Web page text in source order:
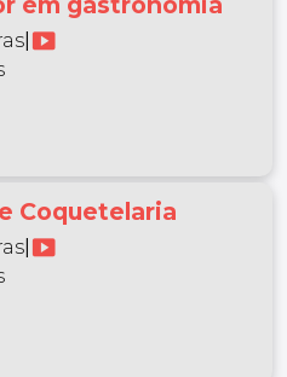
smart_display
Coquetelaria
smart_display